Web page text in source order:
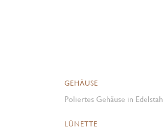
GEHÄUSE
Poliertes Gehäuse in
LÜNETTE